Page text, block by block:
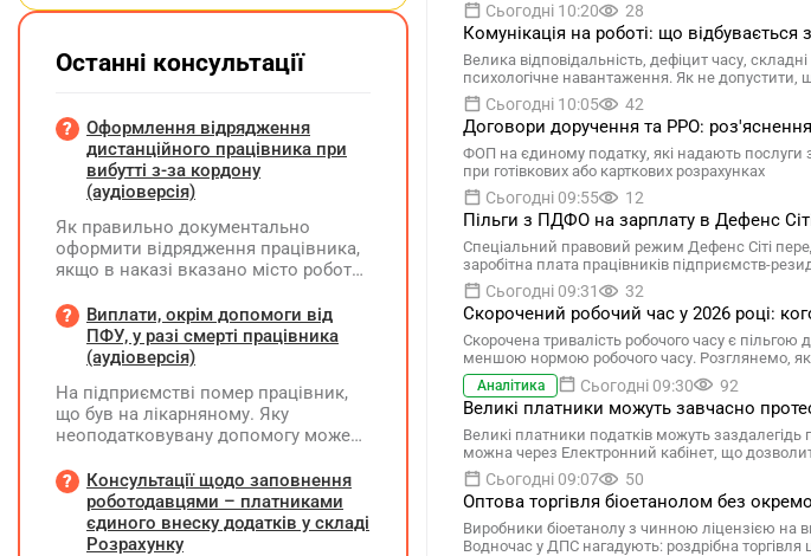
Сьогодні 10:20 28
Комунікація на роботі: що відбувається
Велика відповідальність, дефіцит часу,
психологічне навантаження. Як не допустити,
Сьогодні 10:05 42
Договори доручення та РРО:
ФОП на єдиному податку, які надають послуги
при готівкових або карткових розрахунках
Сьогодні 09:55 12
Пільги з ПДФО на зарплату в Дефенс
Спеціальний правовий режим Дефенс Сіті
заробітна плата працівників підприємств-
Сьогодні 09:31 32
Скорочений робочий час у 2026 році:
Скорочена тривалість робочого часу є
меншою нормою робочого часу. Розглянемо,
Аналітика Сьогодні 09:30 92
Великі платники можуть завчасно
Великі платники податків можуть
можна через Електронний кабінет, що
Сьогодні 09:07 50
Оптова торгівля біоетанолом без
Виробники біоетанолу з чинною ліцензією на
Водночас у ДПС нагадують: роздрібна
Останні консультації
Оформлення відрядження
дистанційного працівника при
вибутті з-за кордону
(аудіоверсія)
Як правильно документально
оформити відрядження працівника,
якщо в наказі вказано місто роботи
відбувся з іншої країни (де
працівник працював дистанційно),
та чи впливає ця розбіжність на
оподаткування?
Виплати, окрім допомоги від
ПФУ, у разі смерті працівника
(аудіоверсія)
На підприємстві помер працівник,
що був на лікарняному. Яку
неоподатковувану допомогу може
від ПФУ? Кому і як виплатити
лікарняні, що прийшли на рахунок
підприємства, та розрахункові
(компенсація за невикористані дні
Консультації щодо заповнення
роботодавцями – платниками
єдиного внеску додатків у складі
Розрахунку